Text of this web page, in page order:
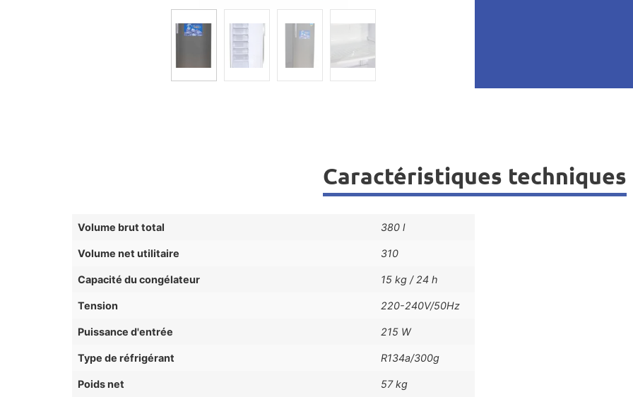
Caractéristiques techniques
Volume brut total 380 l
Volume net utilitaire 310
Capacité du congélateur 15 kg / 24 h
Tension 220-240V/50Hz
Puissance d'entrée 215 W
Type de réfrigérant R134a/300g
Poids net 57 kg